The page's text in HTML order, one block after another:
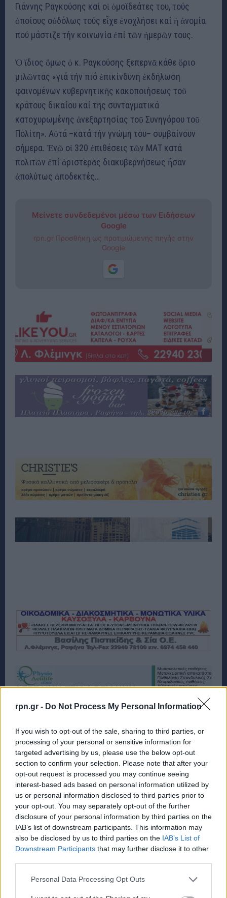
rpn.gr - Do Not Process My Personal Information
If you wish to opt-out of the sale, sharing to third parties, or
processing of your personal or sensitive information for
targeted advertising by us, please use the below opt-out
section to confirm your selection. Please note that after your
opt-out request is processed you may continue seeing
interest-based ads based on personal information utilized by
us or personal information disclosed to third parties prior to
your opt-out. You may separately opt-out of the further
disclosure of your personal information by third parties on the
IAB’s list of downstream participants. This information may
also be disclosed by us to third parties on the IAB’s List of
Downstream Participants that may further disclose it to other
Personal Data Processing Opt Outs
Γιάννης Ραγκούσης καί οἱ ὁμοϊδεάτες του, τούς
ὁποίους οὐδόλως τούς εἶχε ἐνοχλήσει καί ἡ ἀνομία
πού μάστιζε τήν κοινωνία ἐπί τῶν ἡμερῶν τους.
Ὁ ἴδιος ὅμως ὁ κ. Ραγκούσης ξεπερνᾶ κάθε ὅριο
μιλῶντας «γιά τήν πιό ἐπικίνδυνη ἐκδήλωση
φαινομένων κυβερνητικῆς κακοποιήσεως τοῦ
κράτους δικαίου καί τῆς συνταγματικά
κατοχυρωμένης ἀνεξαρτησίας τοῦ Συνηγόρου τοῦ
Πολίτη». Αὐτά –κατά τήν γνώμη του– συμβαίνουν
σήμερα. Ἐνῶ οἱ 320 ἐπιθέσεις τῶν ΜΑΤ κατά
πολιτῶν ἐπί ἀριστερᾶς διακυβερνήσεως ἦσαν
ἀπολύτως ἀποδεκτές…
Μείνετε συνδεδεμένοι μέσω των Ειδήσεων
Google
rpn.gr Προσθήκη ως προτιμώμενης πηγής στην
Google